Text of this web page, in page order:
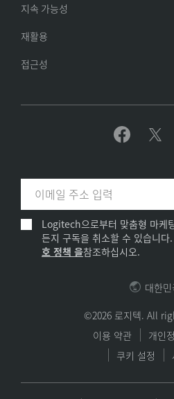
지속 가능성
재활용
접근성
Logitech으로부터 맞춤형 마케
든지 구독을 취소할 수 있습니다.
호 정책 을참조하십시오.
©2026 로지텍. All
이용 약관
개인
쿠키 설정
대한민